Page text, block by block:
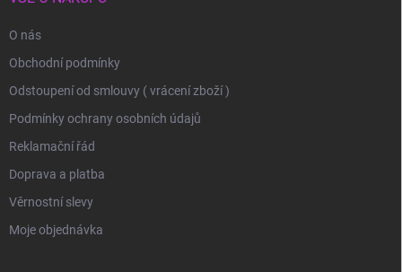
O nás
Obchodní podmínky
Odstoupení od smlouvy ( vrácení zboží )
Podmínky ochrany osobních údajů
Reklamační řád
Doprava a platba
Věrnostní slevy
Moje objednávka